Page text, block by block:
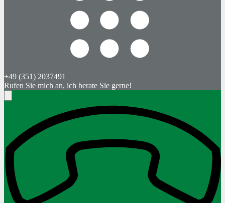
+49 (351) 2037491
Rufen Sie mich an, ich berate Sie gerne!